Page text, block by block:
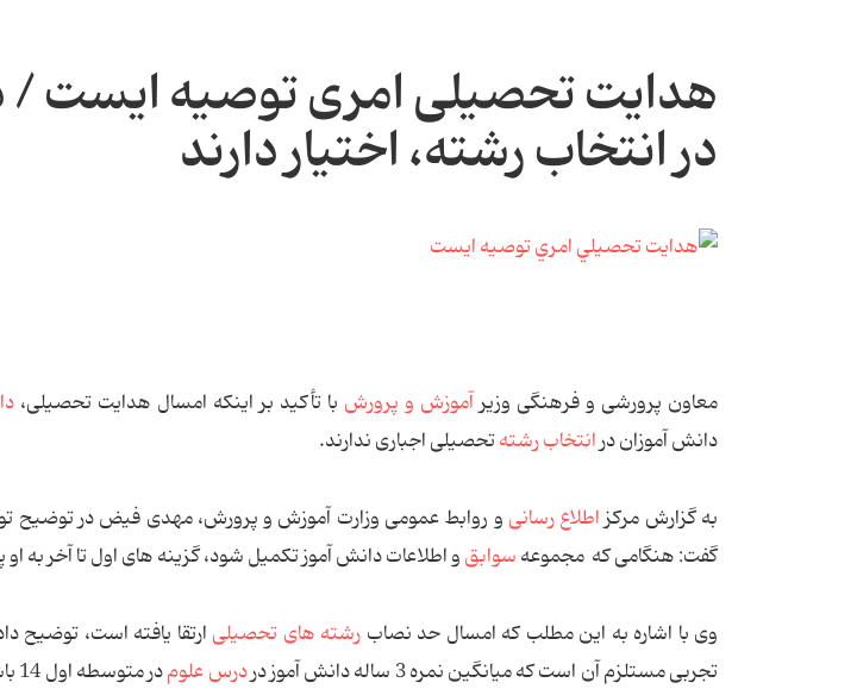
هدایت تحصیلی امری توصیه ایست /
در انتخاب رشته، اختیار دارند
معاون پرورشی و فرهنگی وزیرآموزش و پرورش با تأكید بر اینكه امسال هدایت تحصیلی،
دانش آموزان درانتخاب رشتهتحصیلی اجباری ندارند.
به گزارش مركزاطلاع رسانی و روابط عمومی وزارت آموزش و پرورش، مهدی فیض در توضیح
گفت: هنگامی كه مجموعهسوابقو اطلاعات دانش‌ آموز تكمیل شود، گزینه‌ های اول تا آخر به
وی با اشاره به این مطلب كه امسال حد نصاب رشته های تحصیلی ارتقا یافته است، توضیح
تجربی مستلزم آن است كه میانگین نمره 3 ساله دانش آموز در
درس علومدر متوسطه اول 14 باشد و در رشته ریاضی،